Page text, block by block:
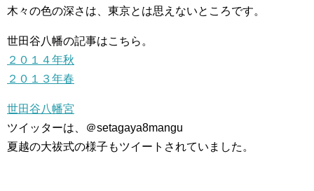
木々の色の深さは、東京とは思えないところです。
世田谷八幡の記事はこちら。
２０１４年秋
２０１３年春
世田谷八幡宮
ツイッターは、＠setagaya8mangu
夏越の大祓式の様子もツイートされていました。